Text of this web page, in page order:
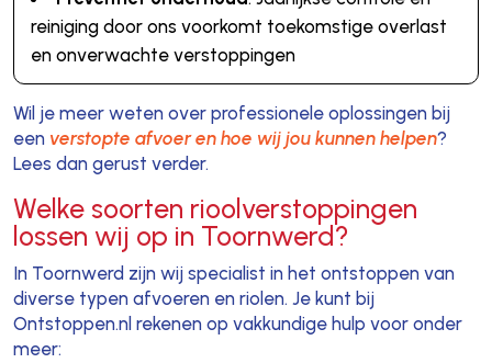
reiniging door ons voorkomt toekomstige overlast
en onverwachte verstoppingen
Wil je meer weten over professionele oplossingen bij
een verstopte afvoer en hoe wij jou kunnen helpen?
Lees dan gerust verder.
Welke soorten rioolverstoppingen
lossen wij op in Toornwerd?
In Toornwerd zijn wij specialist in het ontstoppen van
diverse typen afvoeren en riolen. Je kunt bij
Ontstoppen.nl rekenen op vakkundige hulp voor onder
meer: